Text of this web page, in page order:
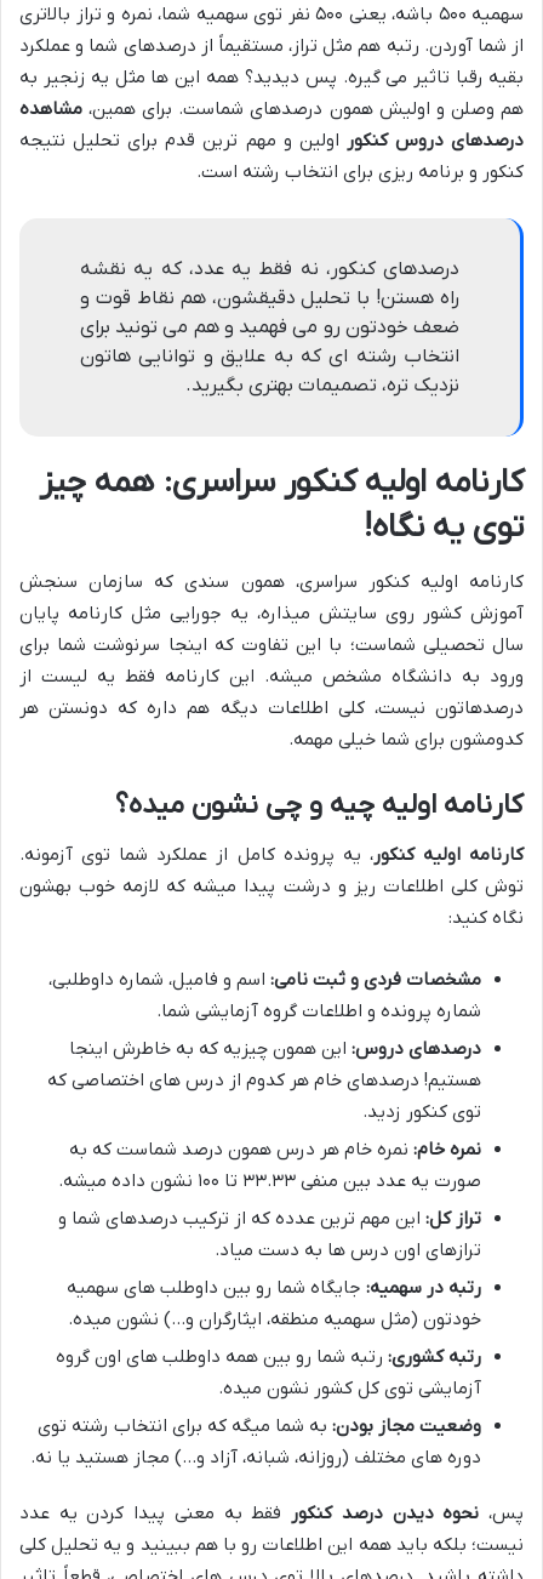
سهمیه ۵۰۰ باشه، یعنی ۵۰۰ نفر توی سهمیه شما، نمره و تراز بالاتری
از شما آوردن. رتبه هم مثل تراز، مستقیماً از درصدهای شما و عملکرد
بقیه رقبا تاثیر می گیره. پس دیدید؟ همه این ها مثل یه زنجیر به
هم وصلن و اولیش همون درصدهای شماست. برای همین، مشاهده
درصدهای دروس کنکور اولین و مهم ترین قدم برای تحلیل نتیجه
کنکور و برنامه ریزی برای انتخاب رشته است.
درصدهای کنکور، نه فقط یه عدد، که یه نقشه
راه هستن! با تحلیل دقیقشون، هم نقاط قوت و
ضعف خودتون رو می فهمید و هم می تونید برای
انتخاب رشته ای که به علایق و توانایی هاتون
نزدیک تره، تصمیمات بهتری بگیرید.
کارنامه اولیه کنکور سراسری: همه چیز
توی یه نگاه!
کارنامه اولیه کنکور سراسری، همون سندی که سازمان سنجش
آموزش کشور روی سایتش میذاره، یه جورایی مثل کارنامه پایان
سال تحصیلی شماست؛ با این تفاوت که اینجا سرنوشت شما برای
ورود به دانشگاه مشخص میشه. این کارنامه فقط یه لیست از
درصدهاتون نیست، کلی اطلاعات دیگه هم داره که دونستن هر
کدومشون برای شما خیلی مهمه.
کارنامه اولیه چیه و چی نشون میده؟
کارنامه اولیه کنکور، یه پرونده کامل از عملکرد شما توی آزمونه.
توش کلی اطلاعات ریز و درشت پیدا میشه که لازمه خوب بهشون
نگاه کنید:
مشخصات فردی و ثبت نامی: اسم و فامیل، شماره داوطلبی،
شماره پرونده و اطلاعات گروه آزمایشی شما.
درصدهای دروس: این همون چیزیه که به خاطرش اینجا
هستیم! درصدهای خام هر کدوم از درس های اختصاصی که
توی کنکور زدید.
نمره خام: نمره خام هر درس همون درصد شماست که به
صورت یه عدد بین منفی ۳۳.۳۳ تا ۱۰۰ نشون داده میشه.
تراز کل: این مهم ترین عدده که از ترکیب درصدهای شما و
ترازهای اون درس ها به دست میاد.
رتبه در سهمیه: جایگاه شما رو بین داوطلب های سهمیه
خودتون (مثل سهمیه منطقه، ایثارگران و…) نشون میده.
رتبه کشوری: رتبه شما رو بین همه داوطلب های اون گروه
آزمایشی توی کل کشور نشون میده.
وضعیت مجاز بودن: به شما میگه که برای انتخاب رشته توی
دوره های مختلف (روزانه، شبانه، آزاد و…) مجاز هستید یا نه.
پس، نحوه دیدن درصد کنکور فقط به معنی پیدا کردن یه عدد
نیست؛ بلکه باید همه این اطلاعات رو با هم ببینید و یه تحلیل کلی